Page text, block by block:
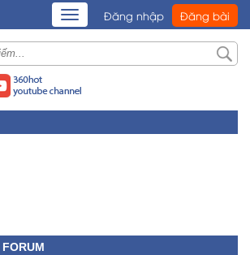
TOGGLE
NAVIGATION
Đăng nhập Đăng bài